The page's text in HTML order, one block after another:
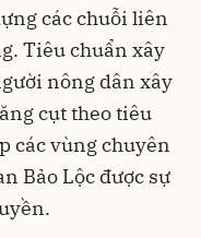
các chuỗi liên
Tiêu chuẩn xây
nông dân xây
cụt theo tiêu
các vùng chuyên
Bảo Lộc được sự